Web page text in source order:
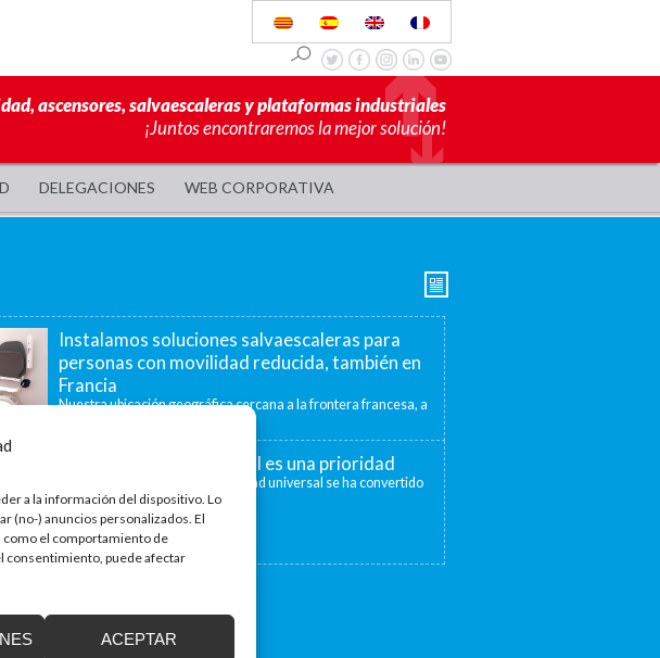
a la información del dispositivo. Lo
(no-) anuncios personalizados. El
el comportamiento de
consentimiento, puede afectar
ACEPTAR
ascensores, salvaescaleras y plataformas industriales
¡Juntos encontraremos la mejor solución!
DELEGACIONES WEB CORPORATIVA
Instalamos soluciones salvaescaleras para
personas con movilidad reducida, también en
Francia
Nuestra ubicación geográfica cercana a la frontera francesa, a
40 minutos, nos permite ofrecer...
La accesibilidad universal es una prioridad
En la última década la accesibilidad universal se ha convertido
en una prioridad para...